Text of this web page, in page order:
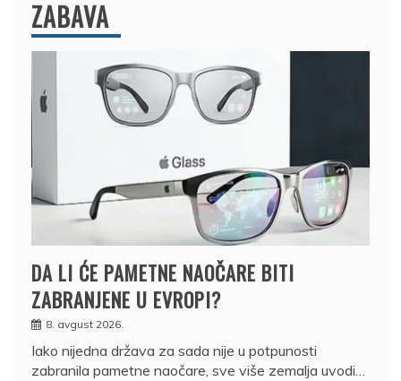
ZABAVA
DA LI ĆE PAMETNE NAOČARE BITI
ZABRANJENE U EVROPI?
8. avgust 2026.
Iako nijedna država za sada nije u potpunosti
zabranila pametne naočare, sve više zemalja uvodi…